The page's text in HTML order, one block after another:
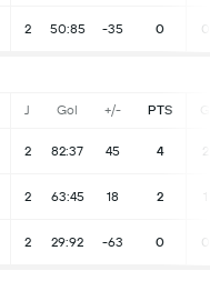
2 50:85 -35 0 0
J Gol +/- PTS
2 82:37 45 4 2
2 63:45 18 2
2 29:92 -63 0 0